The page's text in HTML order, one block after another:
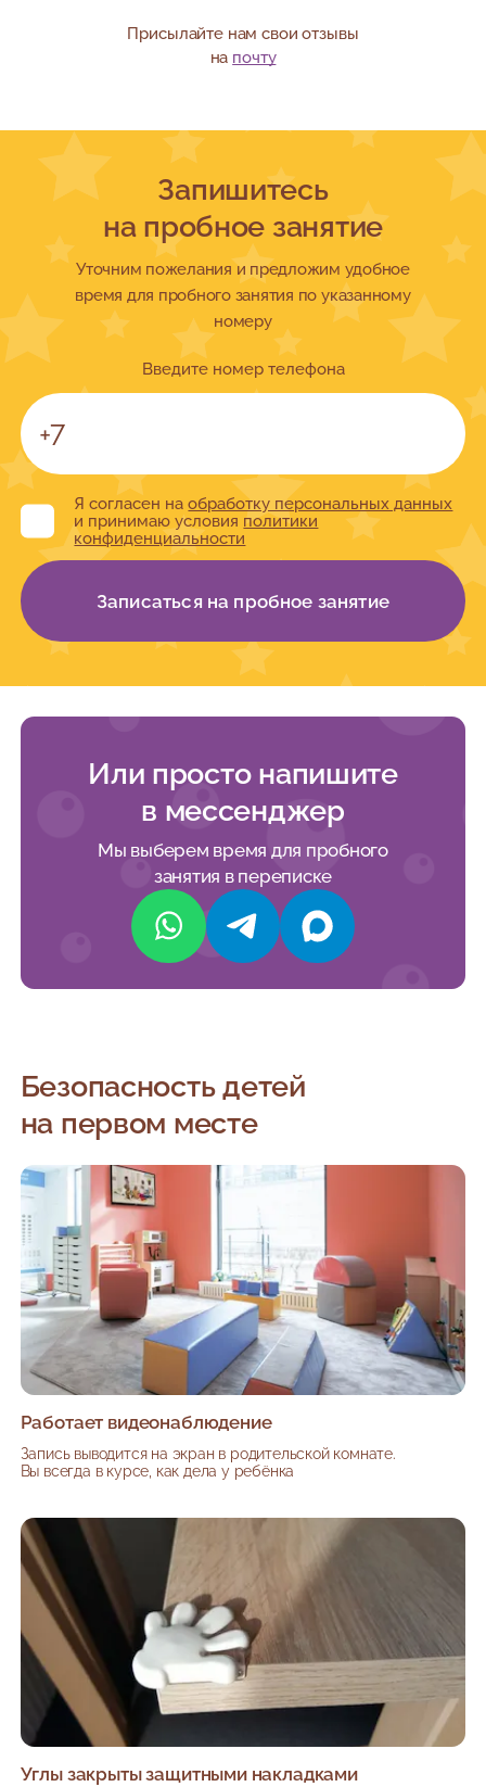
Присылайте нам свои отзывы
на почту
Запишитесь
на пробное занятие
Уточним пожелания и предложим удобное
время для пробного занятия по указанному
номеру
Введите номер телефона
Я согласен наобработку персональных данных
и принимаю условия политики
конфиденциальности
Записаться на пробное занятие
Или просто напишите
в мессенджер
Мы выберем время для пробного
занятия в переписке
Безопасность детей
на первом месте
Работает видеонаблюдение
Запись выводится на экран в родительской комнате.
Вы всегда в курсе, как дела у ребёнка
Углы закрыты защитными накладками